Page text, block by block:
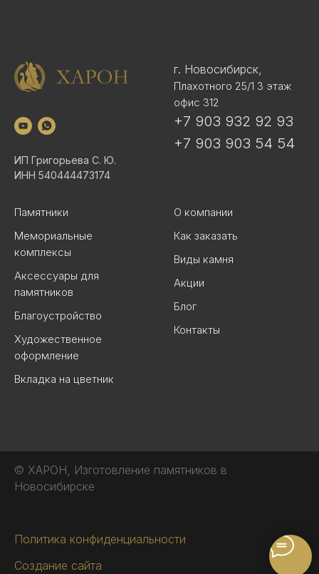
ИП Григорьева С. Ю.
ИНН 540444473174
г. Новосибирск,
Плахотного 25/1 3 этаж
офис 312
+7 903 932 92 93
+7 903 903 54 54
Памятники
Мемориальные
комплексы
Аксессуары для
памятников
Благоустройство
Художественное
оформление
Вкладка на цветник
О компании
Как заказать
Виды камня
Акции
Блог
Контакты
© ХАРОН, Изготовление памятников в
Новосибирске
Политика конфиденциальности
Создание сайта